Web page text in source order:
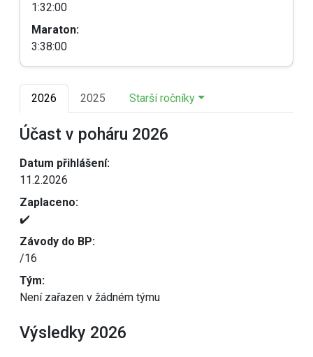
1:32:00
Maraton:
3:38:00
2026 2025 Starší ročníky
Účast v poháru 2026
Datum přihlášení:
11.2.2026
Zaplaceno:
✔️
Závody do BP:
/16
Tým:
Není zařazen v žádném týmu
Výsledky 2026